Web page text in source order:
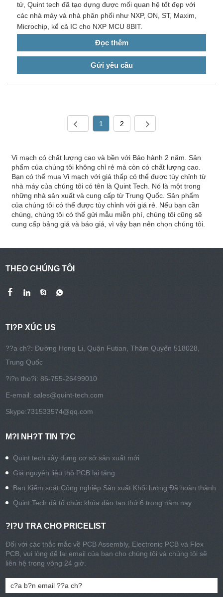
tử, Quint tech đã tạo dựng được mối quan hệ tốt đẹp với
các nhà máy và nhà phân phối như NXP, ON, ST, Maxim,
Microchip, kể cả IC cho NXP MCU 8BIT.
Đọc thêm
Gửi yêu cầu
1 2
Vi mạch có chất lượng cao và bền với Bảo hành 2 năm. Sản
phẩm của chúng tôi không chỉ rẻ mà còn có chất lượng cao.
Bạn có thể mua Vi mạch với giá thấp có thể được tùy chỉnh từ
nhà máy của chúng tôi có tên là Quint Tech. Nó là một trong
những nhà sản xuất và cung cấp từ Trung Quốc. Sản phẩm
của chúng tôi có thể được tùy chỉnh với giá rẻ. Nếu bạn cần
chúng, chúng tôi có thể gửi mẫu miễn phí, chúng tôi cũng sẽ
cung cấp bảng giá và báo giá, vì vậy bạn nên chọn chúng tôi.
THEO CHÚNG TÔI
TI?P XÚC US
??a ch?: Đường Hong Li, Quận Futian, Thâm Quyến 518028,
Trung Quốc
?i?n tho?i: 86-755-26499010
E-email:sales@quint-tech.com
Skype:731533574@qq.com
M?I NH?T TIN T?C
Quint tech xây dựng cơ sở sản xuất mới
Giá nguyên liệu thô PCB lại tăng
Ban Kiểm soát Công nghiệp Sản xuất Khối lượng Đã hoàn thành
Quint Tech đã tổ chức khóa đào tạo thứ 6 trong năm nay
?I?U TRA CHO PRICELIST
Đối với các thắc mắc về PCB Assembly, Electronic PCB và Flex
PCB, vui lòng để lại email của bạn cho chúng tôi và chúng tôi sẽ
liên hệ trong vòng 24 giờ.